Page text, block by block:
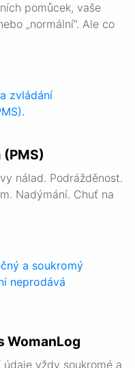
pomůcek, vaše
„normální”. Ale co
nálad. Podrážděnost.
Nadýmání. Chuť na
WomanLog
údaje vždy soukromé a